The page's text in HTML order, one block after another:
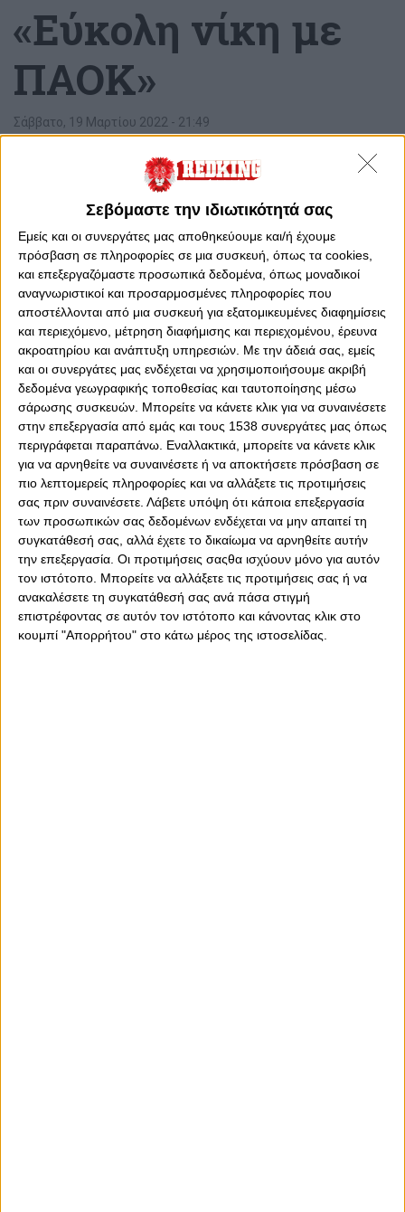
Σεβόμαστε την ιδιωτικότητά σας
Εμείς και οι συνεργάτες μας αποθηκεύουμε και/ή έχουμε
πρόσβαση σε πληροφορίες σε μια συσκευή, όπως τα cookies,
και επεξεργαζόμαστε προσωπικά δεδομένα, όπως μοναδικοί
αναγνωριστικοί και προσαρμοσμένες πληροφορίες που
αποστέλλονται από μια συσκευή για εξατομικευμένες διαφημίσεις
και περιεχόμενο, μέτρηση διαφήμισης και περιεχομένου, έρευνα
ακροατηρίου και ανάπτυξη υπηρεσιών. Με την άδειά σας, εμείς
και οι συνεργάτες μας ενδέχεται να χρησιμοποιήσουμε ακριβή
δεδομένα γεωγραφικής τοποθεσίας και ταυτοποίησης μέσω
σάρωσης συσκευών. Μπορείτε να κάνετε κλικ για να συναινέσετε
στην επεξεργασία από εμάς και τους 1538 συνεργάτες μας όπως
περιγράφεται παραπάνω. Εναλλακτικά, μπορείτε να κάνετε κλικ
για να αρνηθείτε να συναινέσετε ή να αποκτήσετε πρόσβαση σε
πιο λεπτομερείς πληροφορίες και να αλλάξετε τις προτιμήσεις
σας πριν συναινέσετε. Λάβετε υπόψη ότι κάποια επεξεργασία
των προσωπικών σας δεδομένων ενδέχεται να μην απαιτεί τη
συγκατάθεσή σας, αλλά έχετε το δικαίωμα να αρνηθείτε αυτήν
την επεξεργασία. Οι προτιμήσεις σαςθα ισχύουν μόνο για αυτόν
τον ιστότοπο. Μπορείτε να αλλάξετε τις προτιμήσεις σας ή να
ανακαλέσετε τη συγκατάθεσή σας ανά πάσα στιγμή
επιστρέφοντας σε αυτόν τον ιστότοπο και κάνοντας κλικ στο
κουμπί "Απορρήτου" στο κάτω μέρος της ιστοσελίδας.
«Εύκολη νίκη με
ΠΑΟΚ»
Σάββατο, 19 Μαρτίου 2022 - 21:49
0 0
Για το παιχνίδι με τον ΠΑΟΚ και τις ευκαιρίες που έδωσε
σε νεαρές αθλήτριες, μίλησε ο Αλεξάνταρ Τσίριτς. «Νίκη
σήμερα, δώσαμε και ευκαιρία σε νεαρές αθλήτριες.
Συνεχίζουμε τη δουλειά, όλα τα ματς και οι προπονήσεις
είναι στην προετοιμασία μας για το μεγάλο μας στόχο,
στις 2-3/4, το Final-4 της Ευρώπης.
Προσπαθούμε πάντα να δίνουμε το μάξιμουμ των
δυνατοτήτων μας», ήταν τα λόγια του προπονητή του
Ολυμπιακού στο Πόλο Γυναικών.